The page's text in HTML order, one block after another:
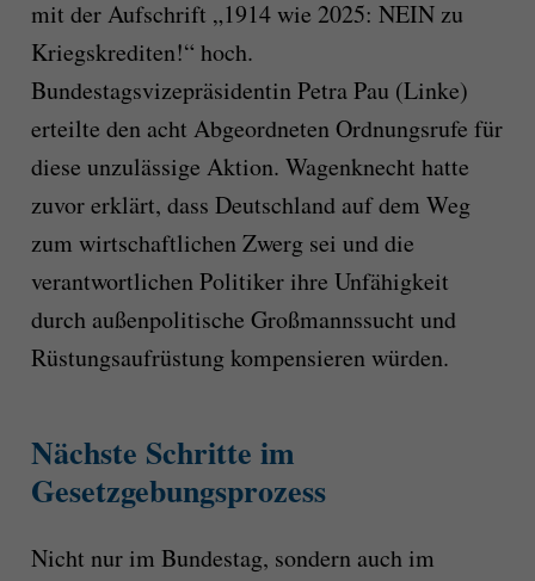
mit der Aufschrift „1914 wie 2025: NEIN zu
Kriegskrediten!“ hoch.
Bundestagsvizepräsidentin Petra Pau (Linke)
erteilte den acht Abgeordneten Ordnungsrufe für
diese unzulässige Aktion. Wagenknecht hatte
zuvor erklärt, dass Deutschland auf dem Weg
zum wirtschaftlichen Zwerg sei und die
verantwortlichen Politiker ihre Unfähigkeit
durch außenpolitische Großmannssucht und
Rüstungsaufrüstung kompensieren würden.
Nächste Schritte im
Gesetzgebungsprozess
Nicht nur im Bundestag, sondern auch im